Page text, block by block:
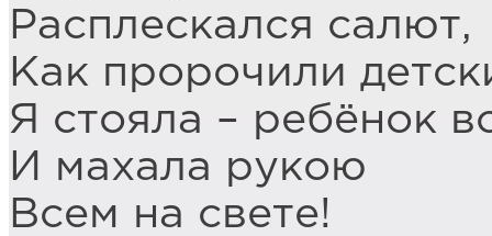
Расплескался салют,
Как пророчили
Я стояла – ребёнок
И махала рукою
Всем на свете!